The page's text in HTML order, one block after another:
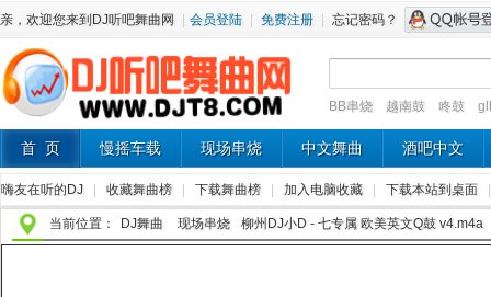
亲，欢迎您来到DJ听吧舞曲网 会员登陆 免费注册 忘记密码？
BB串烧 越南鼓 咚鼓
首 页 慢摇车载 现场串烧 中文舞曲 酒吧中文
嗨友在听的DJ 收藏舞曲榜 下载舞曲榜 加入电脑收藏 下载本站到桌面
当前位置： DJ舞曲 现场串烧 柳州DJ小D - 七专属 欧美英文Q鼓 v4.m4a